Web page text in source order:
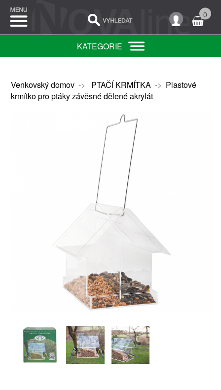
0
KATEGORIE
Venkovský domov-> PTAČÍ KRMÍTKA-> Plastové
krmítko pro ptáky závěsné dělené akrylát